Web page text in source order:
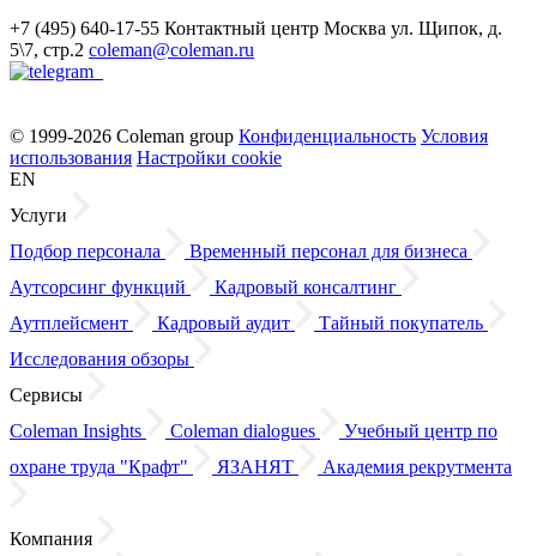
+7 (495) 640-17-55 Контактный центр Москва ул. Щипок, д.
5\7, стр.2 coleman@coleman.ru
© 1999-2026 Coleman group Конфиденциальность Условия
использования Настройки cookie
EN
Услуги
Подбор персонала
Временный персонал для бизнеса
Аутсорсинг функций
Кадровый консалтинг
Аутплейсмент
Кадровый аудит
Тайный покупатель
Исследования обзоры
Сервисы
Coleman Insights
Coleman dialogues
Учебный центр по
охране труда "Крафт"
ЯЗАНЯТ Академия рекрутмента
Компания